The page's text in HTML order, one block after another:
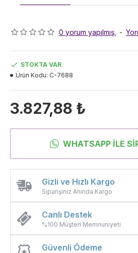
0 yorum yapılmış. -
3.827,88 ₺
STOKTA VAR
Ürün Kodu: C-7688
Gizli ve Hızlı Kargo
Siparişiniz Anında Kargo
Canlı Destek
%100 Müşteri Memnuniyeti
Güvenli Ödeme
WHATSAPP İLE